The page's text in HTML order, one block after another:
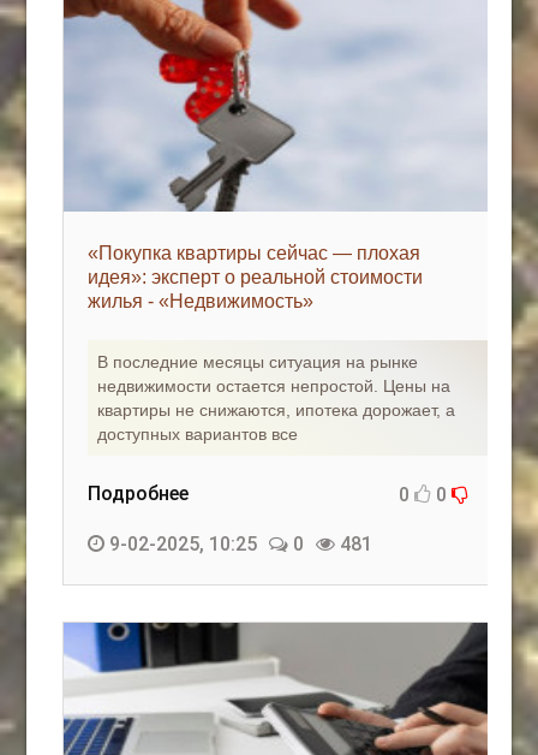
«Покупка квартиры сейчас — плохая
идея»: эксперт о реальной стоимости
жилья - «Недвижимость»
В последние месяцы ситуация на рынке
недвижимости остается непростой. Цены на
квартиры не снижаются, ипотека дорожает, а
доступных вариантов все
Подробнее 0 0
9-02-2025, 10:25 0 481